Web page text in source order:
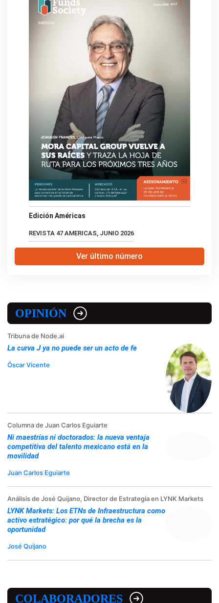
Edición Américas
REVISTA 47 AMERICAS, JUNIO 2026
Ver último número
OPINIÓN
Tribuna de Node.ai
La curva J ya no puede ser un acto de fe
Óscar Vicente
Columna de Juan Carlos Eguiarte
Ni maestrías ni doctorados: la nueva ventaja
competitiva del talento mexicano está en la
movilidad
Juan Carlos Eguiarte
Análisis de José Quijano, Director de Estrategia en LYNK Markets
LYNK Markets: Los ETNs de Infraestructura como
activo estratégico: por qué la brecha es la
oportunidad
José Quijano
COLABORADORES